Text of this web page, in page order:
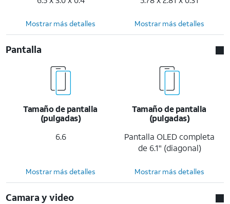
Mostrar más detalles Mostrar más detalles
Pantalla
Tamaño de pantalla
(pulgadas)
6.6
Tamaño de pantalla
(pulgadas)
Pantalla OLED completa
de 6.1" (diagonal)
Mostrar más detalles Mostrar más detalles
Camara y video